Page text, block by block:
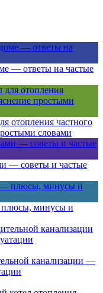
— ответы на частые
отопления частного
словами
— советы и частые
минусы и
канализации —